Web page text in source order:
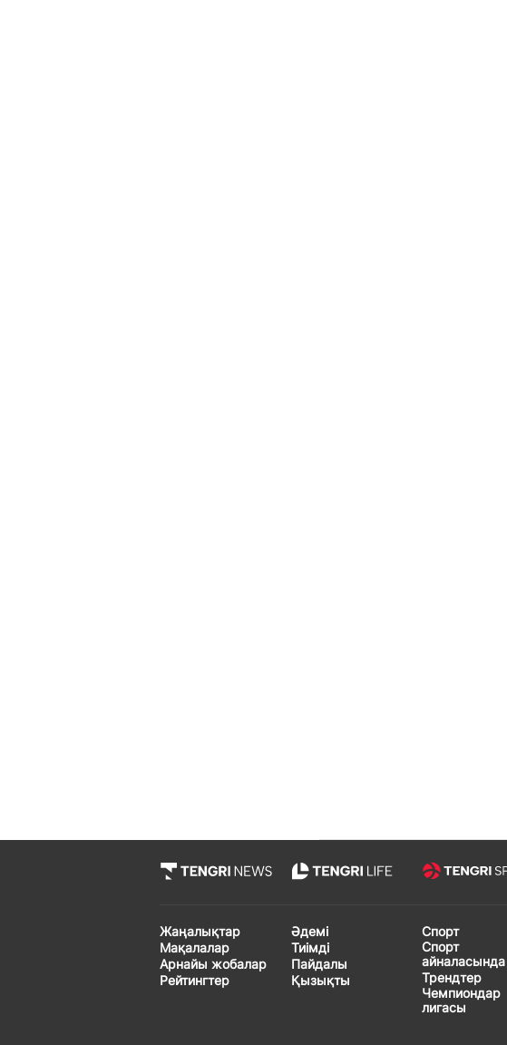
Жаңалықтар
Мақалалар
Арнайы жобалар
Рейтингтер
Әдемі
Тиімді
Пайдалы
Қызықты
Спорт
Спорт
айналасында
Трендтер
Чемпиондар
лигасы